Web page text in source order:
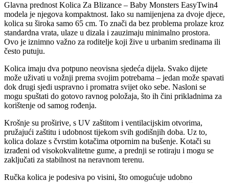
Glavna prednost Kolica Za Blizance – Baby Monsters EasyTwin4
modela je njegova kompaktnost. Iako su namijenjena za dvoje djece,
kolica su široka samo 65 cm. To znači da bez problema prolaze kroz
standardna vrata, ulaze u dizala i zauzimaju minimalno prostora.
Ovo je iznimno važno za roditelje koji žive u urbanim sredinama ili
često putuju.
Kolica imaju dva potpuno neovisna sjedeća dijela. Svako dijete
može uživati u vožnji prema svojim potrebama – jedan može spavati
dok drugi sjedi uspravno i promatra svijet oko sebe. Nasloni se
mogu spuštati do gotovo ravnog položaja, što ih čini prikladnima za
korištenje od samog rođenja.
Krošnje su proširive, s UV zaštitom i ventilacijskim otvorima,
pružajući zaštitu i udobnost tijekom svih godišnjih doba. Uz to,
kolica dolaze s čvrstim kotačima otpornim na bušenje. Kotači su
izrađeni od visokokvalitetne gume, a prednji se rotiraju i mogu se
zaključati za stabilnost na neravnom terenu.
Ručka kolica je podesiva po visini, što omogućuje udobno